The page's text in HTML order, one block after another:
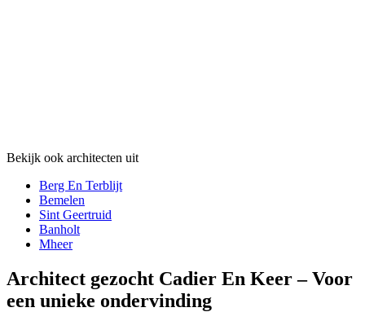
Bekijk ook architecten uit
Berg En Terblijt
Bemelen
Sint Geertruid
Banholt
Mheer
Architect gezocht Cadier En Keer – Voor
een unieke ondervinding